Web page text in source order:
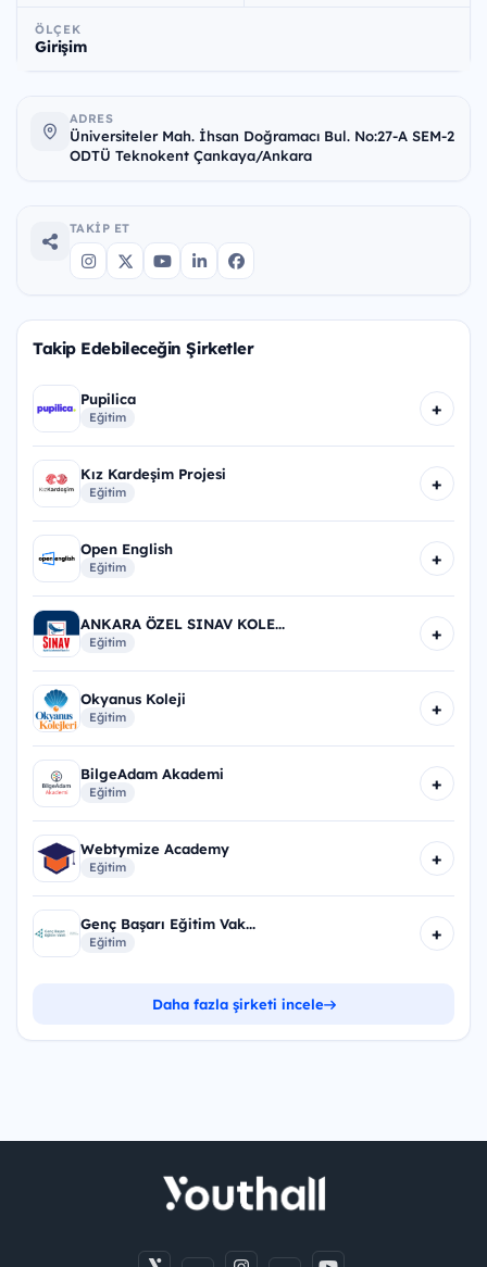
ÖLÇEK
Girişim
ADRES
Üniversiteler Mah. İhsan Doğramacı Bul. No:27-A SEM-2
ODTÜ Teknokent Çankaya/Ankara
TAKIP ET
Takip Edebileceğin Şirketler
Pupilica
Eğitim +
Kız Kardeşim Projesi
Eğitim +
Open English
Eğitim +
ANKARA ÖZEL SINAV KOLE...
Eğitim +
Okyanus Koleji
Eğitim +
BilgeAdam Akademi
Eğitim +
Webtymize Academy
Eğitim +
Genç Başarı Eğitim Vak...
Eğitim +
Daha fazla şirketi incele